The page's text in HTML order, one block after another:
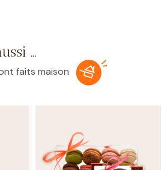
…
faits maison